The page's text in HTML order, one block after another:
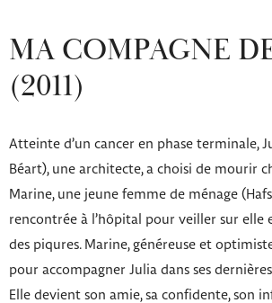
MA COMPAGNE
(2011)
Atteinte d’un cancer en phase terminale,
Béart), une architecte, a choisi de mourir
Marine, une jeune femme de ménage
rencontrée à l’hôpital pour veiller sur elle
des piqures. Marine, généreuse et
pour accompagner Julia dans ses
Elle devient son amie, sa confidente, son